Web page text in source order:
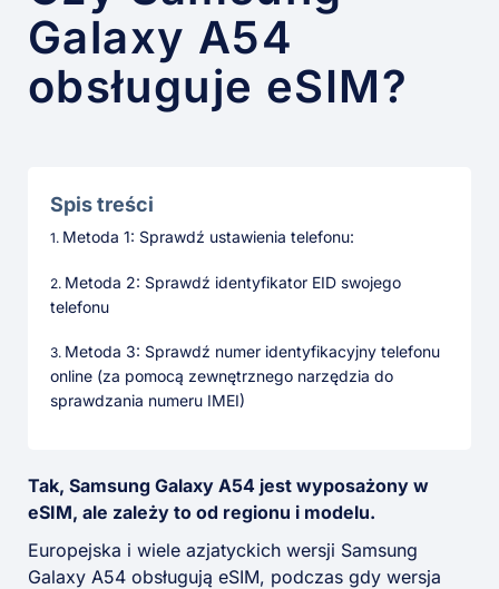
Galaxy A54
obsługuje eSIM?
Spis treści
Metoda 1: Sprawdź ustawienia telefonu:
Metoda 2: Sprawdź identyfikator EID swojego
telefonu
Metoda 3: Sprawdź numer identyfikacyjny telefonu
online (za pomocą zewnętrznego narzędzia do
sprawdzania numeru IMEI)
Tak, Samsung Galaxy A54 jest wyposażony w
eSIM, ale zależy to od regionu i modelu.
Europejska i wiele azjatyckich wersji Samsung
Galaxy A54 obsługują eSIM, podczas gdy wersja